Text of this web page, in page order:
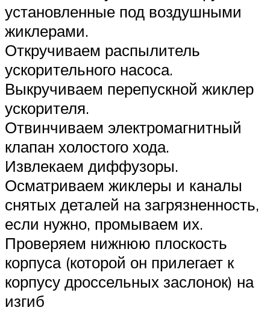
установленные под воздушными
жиклерами.
Откручиваем распылитель
ускорительного насоса.
Выкручиваем перепускной жиклер
ускорителя.
Отвинчиваем электромагнитный
клапан холостого хода.
Извлекаем диффузоры.
Осматриваем жиклеры и каналы
снятых деталей на загрязненность,
если нужно, промываем их.
Проверяем нижнюю плоскость
корпуса (которой он прилегает к
корпусу дроссельных заслонок) на
изгиб